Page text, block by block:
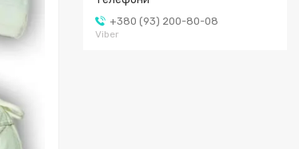
+380 (93) 200-80-08
Viber